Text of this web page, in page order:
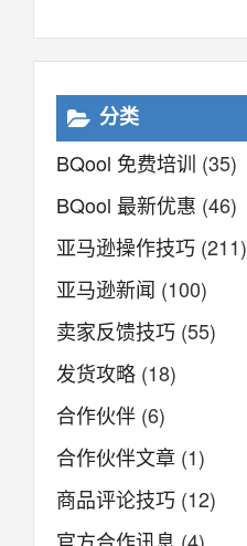
分类
BQool 免费培训 (35)
BQool 最新优惠 (46)
亚马逊操作技巧 (211)
亚马逊新闻 (100)
卖家反馈技巧 (55)
发货攻略 (18)
合作伙伴 (6)
合作伙伴文章 (1)
商品评论技巧 (12)